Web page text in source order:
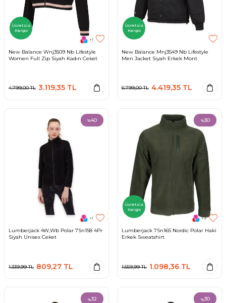
Ücretsiz
Kargo
+1
New Balance Wnj3509 Nb Lifestyle
Women Full Zip Siyah Kadın Ceket
4.799,00TL 3.119,35 TL
Ücretsiz
Kargo
New Balance Mnj3549 Nb Lifestyle
Men Jacket Siyah Erkek Mont
6.799,00TL 4.419,35 TL
%40
+1
Lumberjack 4W,Wb Polar 7Sn158 4Pr
Siyah Unisex Ceket
1.339,99TL 809,27 TL
%30
Ücretsiz
Kargo
+9
Lumberjack 7Sn165 Nordic Polar Haki
Erkek Sweatshirt
1.559,99TL 1.098,36 TL
%32 %30